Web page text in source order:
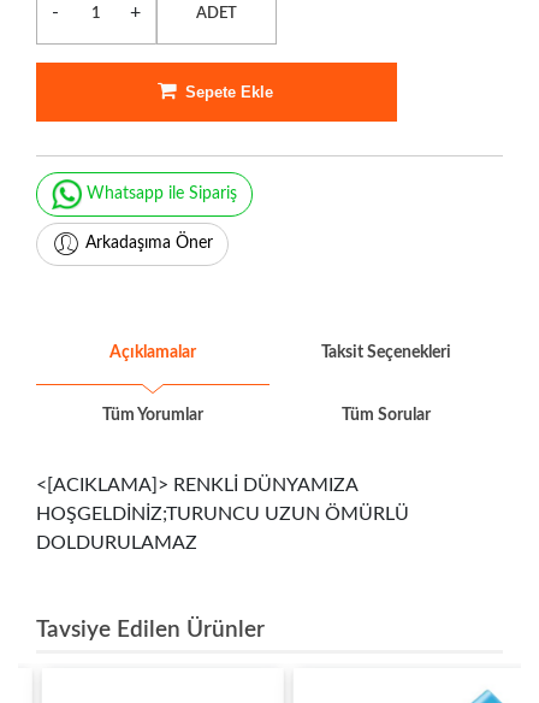
- + ADET
Sepete Ekle
Whatsapp ile Sipariş
Arkadaşıma Öner
Açıklamalar Taksit Seçenekleri
Tüm Yorumlar Tüm Sorular
<[ACIKLAMA]> RENKLİ DÜNYAMIZA
HOŞGELDİNİZ;TURUNCU UZUN ÖMÜRLÜ
DOLDURULAMAZ
Tavsiye Edilen Ürünler